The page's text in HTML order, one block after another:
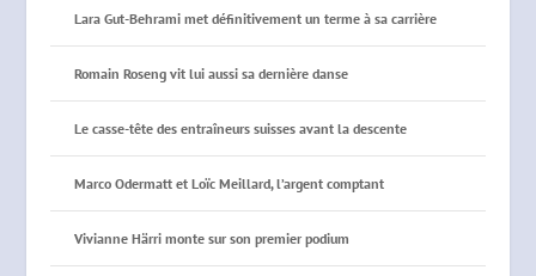
Lara Gut-Behrami met définitivement un terme à sa carrière
Romain Roseng vit lui aussi sa dernière danse
Le casse-tête des entraîneurs suisses avant la descente
Marco Odermatt et Loïc Meillard, l’argent comptant
Vivianne Härri monte sur son premier podium